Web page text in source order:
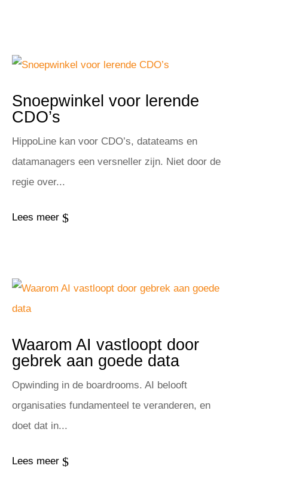
Snoepwinkel voor lerende
CDO’s
HippoLine kan voor CDO’s, datateams en
datamanagers een versneller zijn. Niet door de
regie over...
Lees meer $
Waarom AI vastloopt door
gebrek aan goede data
Opwinding in de boardrooms. AI belooft
organisaties fundamenteel te veranderen, en
doet dat in...
Lees meer $